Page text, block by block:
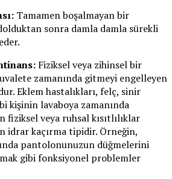
Tamamen boşalmayan bir
sonra damla damla sürekli
Fiziksel veya zihinsel bir
zamanında gitmeyi engelleyen
Eklem hastalıkları, felç, sinir
kişinin lavaboya zamanında
fiziksel veya ruhsal kısıtlılıklar
idrar kaçırma tipidir. Örneğin,
pantolonunuzun düğmelerini
gibi fonksiyonel problemler